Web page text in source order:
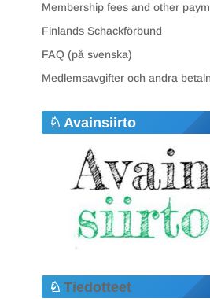
Membership fees and other
Finlands Schackförbund
FAQ (på svenska)
Medlemsavgifter och andra
Avainsiirto
Tiedotteet